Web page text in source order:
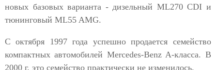
новых базовых варианта - дизельный ML270 CDI и
тюнинговый ML55 AMG.
С октября 1997 года успешно продается семейство
компактных автомобилей Mercedes-Benz A-класса. В
2000 г. это семейство практически не изменилось.